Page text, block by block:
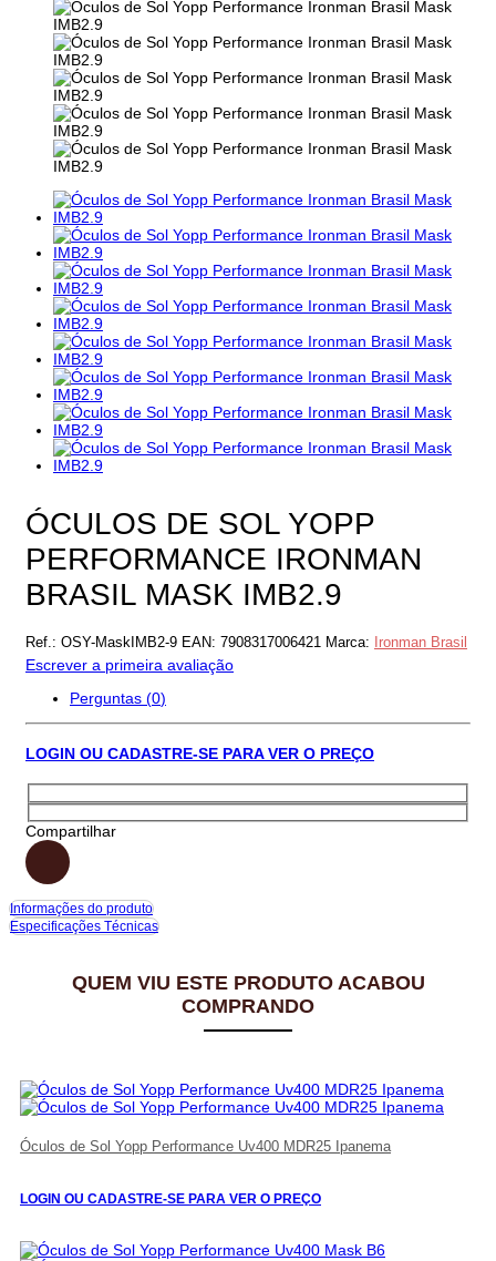
ÓCULOS DE SOL YOPP
PERFORMANCE IRONMAN
BRASIL MASK IMB2.9
Ref.: OSY-MaskIMB2-9 EAN: 7908317006421 Marca: Ironman Brasil
Escrever a primeira avaliação
Perguntas (0)
LOGIN OU CADASTRE-SE PARA VER O PREÇO
Compartilhar
Informações do produto
Especificações Técnicas
QUEM VIU ESTE PRODUTO ACABOU
COMPRANDO
Óculos de Sol Yopp Performance Uv400 MDR25 Ipanema
LOGIN OU CADASTRE-SE PARA VER O PREÇO